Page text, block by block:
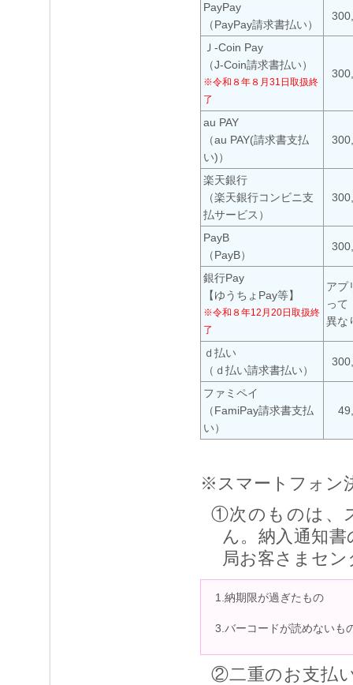
PayPay
（PayPay請求書払い）
Ｊ-Coin Pay
（J-Coin請求書払い）
※令和８年８月31日取扱終
了
au PAY
（au PAY(請求書支払
い)）
楽天銀行
（楽天銀行コンビニ支
払サービス）
PayB
（PayB）
銀行Pay
【ゆうちょPay等】
※令和８年12月20日取扱終
了
アプ
って
異な
ｄ払い
（ｄ払い請求書払い）
ファミペイ
（FamiPay請求書支払
い）
※スマートフォン
①次のものは、
ん。納入通知
局お客さまセ
1.納期限が過ぎたもの
3.バーコードが読めないも
②二重のお支払